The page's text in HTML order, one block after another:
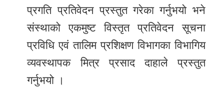
प्रगति प्रतिवेदन प्रस्तुत गरेका गर्नुभयो भने
संस्थाको एकमुष्ट विस्तृत प्रतिवेदन सूचना
प्रविधि एवं तालिम प्रशिक्षण विभागका विभागिय
व्यवस्थापक मित्र प्रसाद दाहाले प्रस्तुत
गर्नुभयो ।